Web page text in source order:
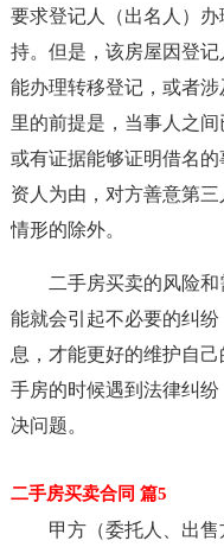
要求登记人（出名人）
持。但是，该房屋因登
能办理转移登记，或者
里的前提是，当事人之
或有证据能够证明借名
资人为由，对方善意第
情形的除外。
二手房买卖的风险
能就会引起不必要的纠
息，才能更好的维护自
手房的时候遇到法律纠
决问题。
二手房买卖合同 篇5
甲方（委托人、出售